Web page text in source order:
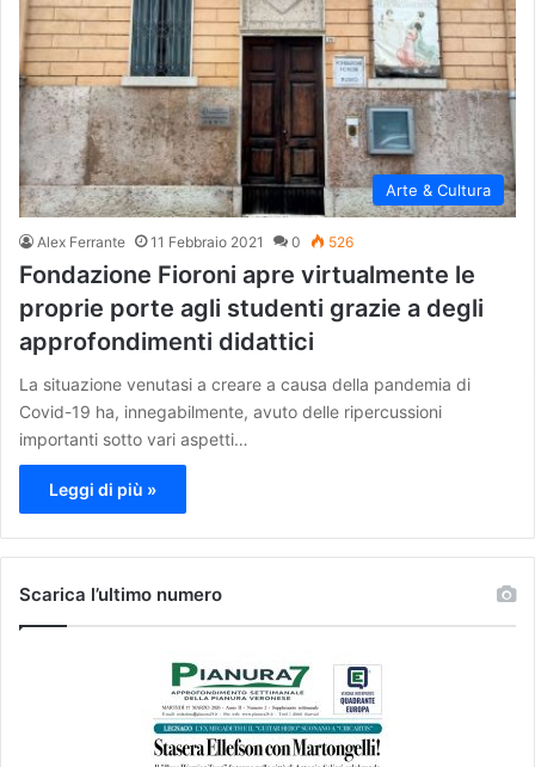
Arte & Cultura
Alex Ferrante 11 Febbraio 2021 0 526
Fondazione Fioroni apre virtualmente le
proprie porte agli studenti grazie a degli
approfondimenti didattici
La situazione venutasi a creare a causa della pandemia di
Covid-19 ha, innegabilmente, avuto delle ripercussioni
importanti sotto vari aspetti…
Leggi di più »
Scarica l’ultimo numero